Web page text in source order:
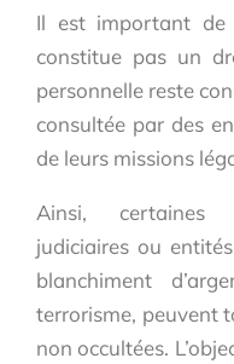
Il est important de
constitue pas un
personnelle reste
consultée par des
de leurs missions
Ainsi, certaines
judiciaires ou
blanchiment
terrorisme, peuvent
non occultées.